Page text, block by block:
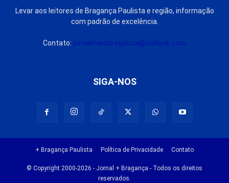
Levar aos leitores de Bragança Paulista e região, informação
com padrão de excelência.
Contato: jornalmaisbraganca@outlook.com
SIGA-NOS
+ Bragança Paulista Política de Privacidade Contato
© Copyright 2000-2026 - Jornal + Bragança - Todos os direitos
reservados.